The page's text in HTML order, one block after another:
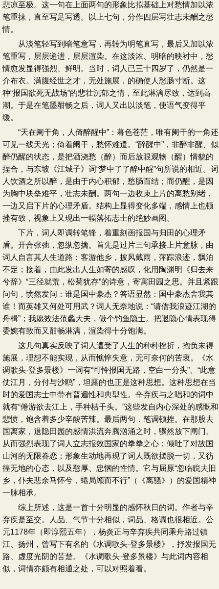
悲凉至极。这一句在上面两句的形象比拟基础上对愁情加以浓
笔重抹，直至写足写透。以上七句，分作四层写壮志未酬之愁
情。
从淡笔轻写到暗笔意写，再转为明笔直写，最后又加以浓
笔重写，层层递进，层层渲染。在这淡浓、明暗的映衬中，愁
情愈发显得强烈、鲜明。当时，词人已三十四岁了，仍然是一
介布衣。满腹经世之才，无处施展，的确使人愁肠寸断。这
种“报国欲死无战场”的悲壮沉郁之情，至此淋漓尽致，达到高
潮。于是在笔墨酣畅之后，词人又出以淡笔，使语气变得平
缓。
“天在阑干角，人倚醉醒中”：暮色苍茫，唯有阑干的一角还
可见一线天光；倚着阑干，愁怀难遣。“醉醒中”，非醉非醒、似
醉仍醒的状态，是把酒浇愁（醉）而后放眼观物（醒）情貌的
捏合，与东坡《江城子》词“梦中了了醉中醒”句所说的相近。词
人饮酒之所以醉，是由于内心积郁，愁肠百结；而仍醒，是因
为胸中块垒难平，壮志未酬。两句一边收束上片的离愁别绪，
一边又启下片的心理矛盾。结构上显得变化多端，感情上也顿
挫有致，视象上又现出一幅落拓志士的绝妙画图。
下片，词人即调转笔锋，着重刻画报国与归田的心理矛
盾。开合张弛，忽纵忽擒。首先是过片三句承接上片意脉，由
词人自言其人生道路：客游他乡，披风戴雨，萍踪浪迹，飘泊
不定；接着，由此发出人生如寄的感叹，化用陶渊明《归去来
兮辞》“三径就荒，松菊犹存”的诗意，寄寓田园之思。并且紧跟
问句，愤然发问：谁是国中豪杰？答语显然：国中豪杰舍我其
谁！而英雄又何处可用武？词人无奈地说：“请借我浪迹江湖的
舟楫”；我愿效法范蠡大夫，做个钓鱼隐士。把退隐心情表现得
委婉有致而又酣畅淋漓，渲染得十分饱满。
这几句真实反映了词人遭受了人生的种种挫折，抱负未得
施展，理想不能实现，从而憔悴失意，无可奈何的苦衷。《水
调歌头·登多景楼》一词有“可怜报国无路，空白一分头”、“此意
仗江月，分付与沙鸥”，坦露的也正是这种思想。这种思想在当
时的爱国志士中带有普遍性和典型性。辛弃疾与之唱和的词中
就有“倦游欲去江上，手种桔千头。”这些发自内心深处的感慨和
悲愤，饱含着多少辛酸苦辣。最后两句，笔调顿挫。在那股去
国离家，退隐田园的感情洪流奔腾汹涌之时，骤然放下闸门。
从而强烈表现了词人立志报效国家的拳拳之心；倾吐了对故国
山河的无限眷恋；形象生动地再现了词人既欲摆脱一切，又彷
徨无地的心态，以及憨厚、忠悃的性情。它与屈原“忽临睨夫旧
乡，仆夫悲余马怀兮，蜷局顾而不行”（《离骚》）的爱国精神
一脉相承。
综上所述，这是一首十分明显的感怀秋日的词。作者与辛
弃疾是至交。人品、气节十分相似，词品、格调也很相近。公
元1178年（即淳熙五年），杨炎正与辛弃疾共同乘舟路过镇
江、扬州，曾写下有名的《水调歌头·登多景楼》，抒发报国无
路、虚度光阴的苦楚。《水调歌头·登多景楼》与此词内容相
似，词情亦颇有相通之处，可以对照着看。